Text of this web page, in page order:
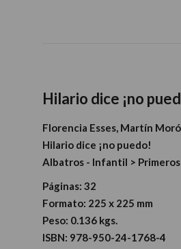
Hilario dice ¡no
Florencia Esses, Martín
Hilario dice ¡no puedo!
Albatros - Infantil > Primeros
Páginas: 32
Formato: 225 x 225 mm
Peso: 0.136 kgs.
ISBN: 978-950-24-1768-4